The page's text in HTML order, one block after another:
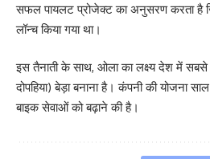
सफल पायलट प्रोजेक्ट का अनुसरण करता है
लॉन्च किया गया था।
इस तैनाती के साथ, ओला का लक्ष्य देश में
दोपहिया) बेड़ा बनाना है। कंपनी की
बाइक सेवाओं को बढ़ाने की है।